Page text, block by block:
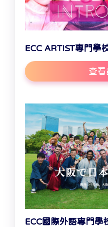
ECC ARTIST專門學
查看
ECC國際外語專門學